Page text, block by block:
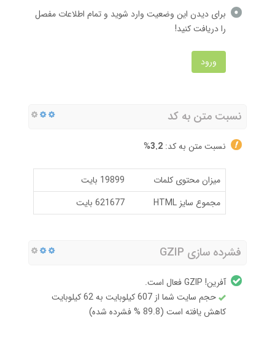
برای دیدن این وضعیت وارد شوید و تمام اطلاعات مفصل
را دریافت کنید!
ورود
نسبت متن به کد
نسبت متن به کد: 3.2%
میزان محتوی کلمات
19899 بایت
مجموع سایز HTML
621677 بایت
فشرده سازی GZIP
آفرین! GZIP فعال است.
حجم سایت شما از 607 کیلوبایت به 62 کیلوبایت
کاهش یافته است (89.8 % فشرده شده)